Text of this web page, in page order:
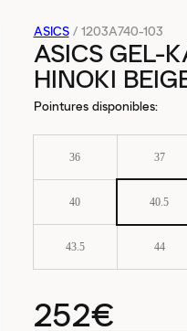
ASICS / 1203A740-103
ASICS GEL-
HINOKI
Pointures disponibles:
36 37
40 40.5
43.5 44
252€